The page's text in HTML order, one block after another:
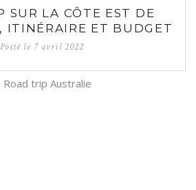
SUR LA CÔTE EST DE
ITINÉRAIRE ET BUDGET
Posté le 7 avril 2022